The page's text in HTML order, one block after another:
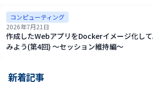
コンピューティング
2026年7月21日
作成したWebアプリをDockerイメージ化し
みよう(第4回) ～セッション維持編～
新着記事